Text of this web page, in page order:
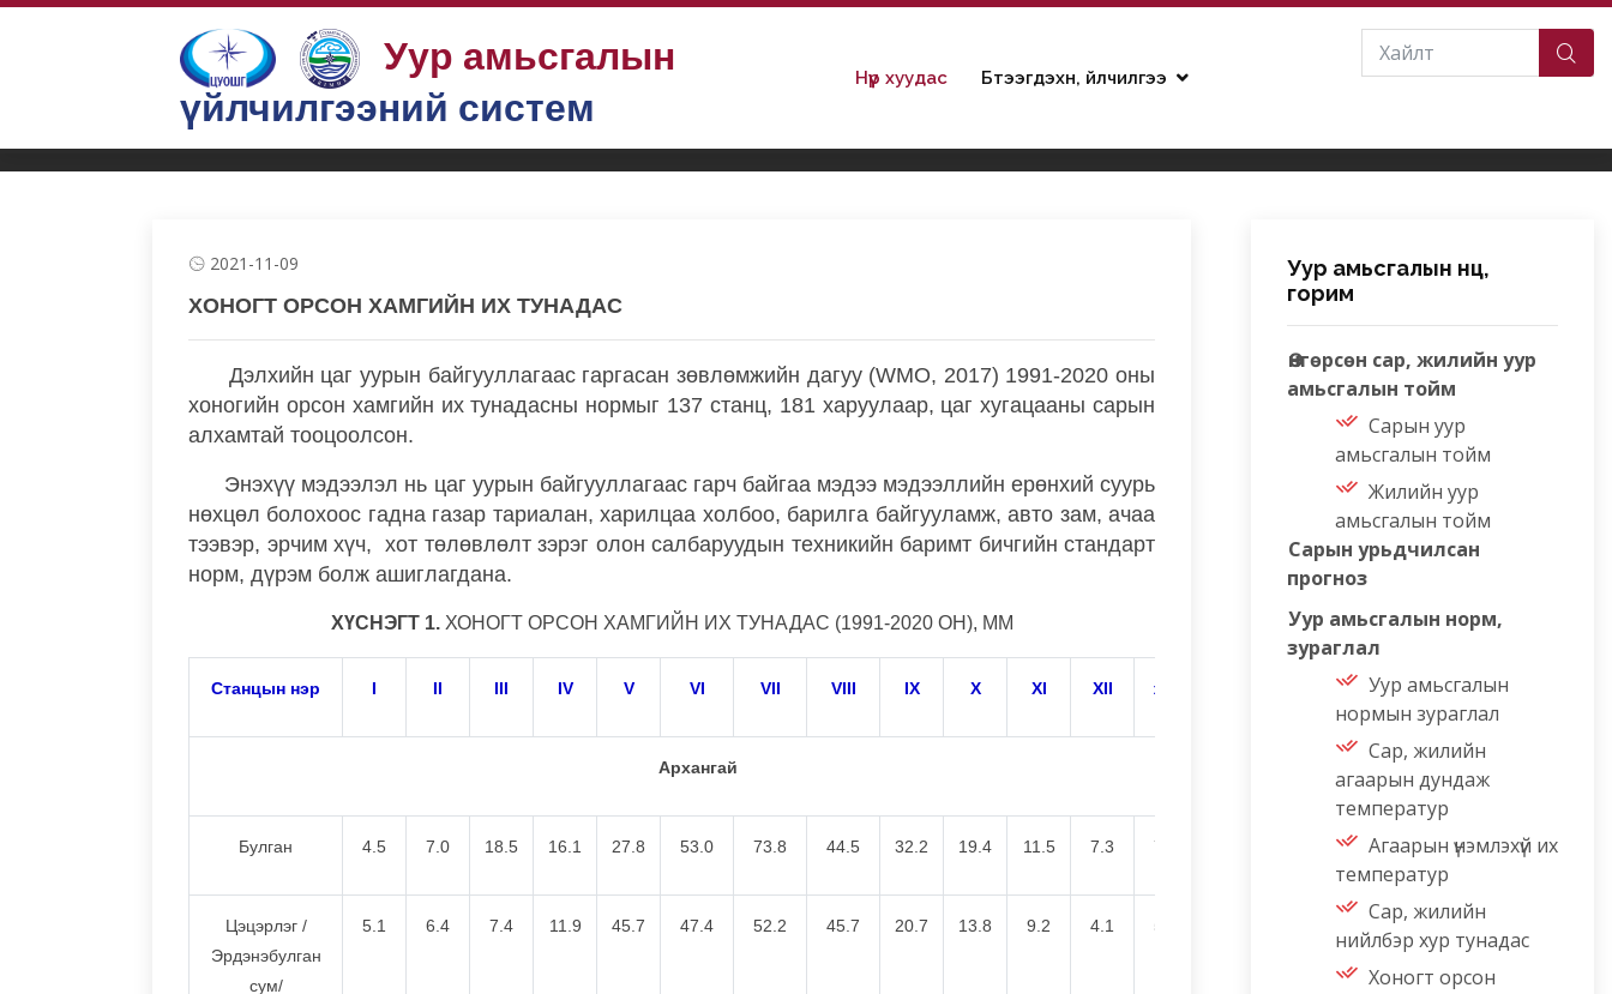
Уур амьсгалын
үйлчилгээний систем
Нүүр хуудас Бүтээгдэхүүн, үйлчилгээ
Уур амьсгалын нөөц, горим Уур амьсгалын норм, зураглал
2021-11-09
ХОНОГТ ОРСОН ХАМГИЙН ИХ ТУНАДАС
Дэлхийн цаг уурын байгууллагаас гаргасан зөвлөмжийн дагуу (WMO, 2017) 1991-2020 оны
хоногийн орсон хамгийн их тунадасны нормыг 137 станц, 181 харуулаар, цаг хугацааны сарын
алхамтай тооцоолсон.
Энэхүү мэдээлэл нь цаг уурын байгууллагаас гарч байгаа мэдээ мэдээллийн ерөнхий суурь
нөхцөл болохоос гадна газар тариалан, харилцаа холбоо, барилга байгууламж, авто зам, ачаа
тээвэр, эрчим хүч, хот төлөвлөлт зэрэг олон салбаруудын техникийн баримт бичгийн стандарт
норм, дүрэм болж ашиглагдана.
ХҮСНЭГТ 1.ХОНОГТ ОРСОН ХАМГИЙН ИХ ТУНАДАС (1991-2020 ОН), ММ
Станцын нэр I II III IV V VI VII VIII IX X XI XII жил
Архангай
Булган 4.5 7.0 18.5 16.1 27.8 53.0 73.8 44.5 32.2 19.4 11.5 7.3 73.8
Цэцэрлэг /
Эрдэнэбулган
сум/
5.1 6.4 7.4 11.9 45.7 47.4 52.2 45.7 20.7 13.8 9.2 4.1 52.2
Уур амьсгалын нөөц,
горим
Өнгөрсөн сар, жилийн уур
амьсгалын тойм
Сарын уур
амьсгалын тойм
Жилийн уур
амьсгалын тойм
Сарын урьдчилсан
прогноз
Уур амьсгалын норм,
зураглал
Уур амьсгалын
нормын зураглал
Сар, жилийн
агаарын дундаж
температур
Агаарын үнэмлэхүй их
температур
Сар, жилийн
нийлбэр хур тунадас
Хоногт орсон